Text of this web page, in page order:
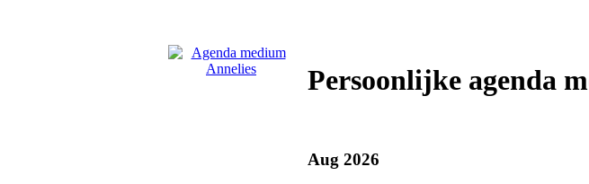
Persoonlijke agenda
Aug 2026